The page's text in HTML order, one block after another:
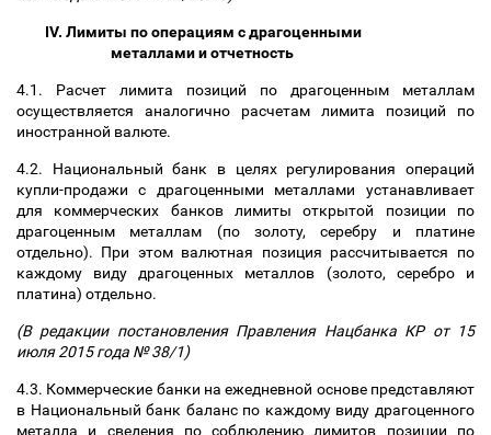
IV. Лимиты по операциям с драгоценными
металлами и отчетность
4.1. Расчет лимита позиций по драгоценным металлам
осуществляется аналогично расчетам лимита позиций по
иностранной валюте.
4.2. Национальный банк в целях регулирования операций
купли-продажи с драгоценными металлами устанавливает
для коммерческих банков лимиты открытой позиции по
драгоценным металлам (по золоту, серебру и платине
отдельно). При этом валютная позиция рассчитывается по
каждому виду драгоценных металлов (золото, серебро и
платина) отдельно.
(В редакции постановления Правления Нацбанка КР от 15
июля 2015 года № 38/1)
4.3. Коммерческие банки на ежедневной основе представляют
в Национальный банк баланс по каждому виду драгоценного
металла и сведения по соблюдению лимитов позиции по